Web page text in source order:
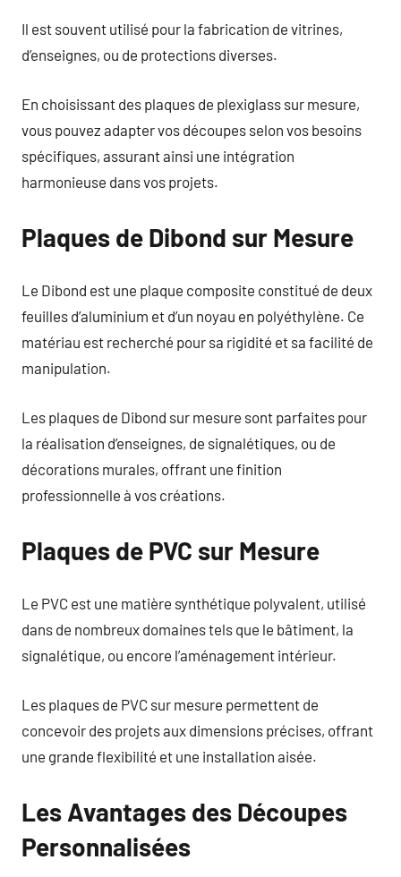
Il est souvent utilisé pour la fabrication de vitrines,
d’enseignes, ou de protections diverses.
En choisissant des plaques de plexiglass sur mesure,
vous pouvez adapter vos découpes selon vos besoins
spécifiques, assurant ainsi une intégration
harmonieuse dans vos projets.
Plaques de Dibond sur Mesure
Le Dibond est une plaque composite constitué de deux
feuilles d’aluminium et d’un noyau en polyéthylène. Ce
matériau est recherché pour sa rigidité et sa facilité de
manipulation.
Les plaques de Dibond sur mesure sont parfaites pour
la réalisation d’enseignes, de signalétiques, ou de
décorations murales, offrant une finition
professionnelle à vos créations.
Plaques de PVC sur Mesure
Le PVC est une matière synthétique polyvalent, utilisé
dans de nombreux domaines tels que le bâtiment, la
signalétique, ou encore l’aménagement intérieur.
Les plaques de PVC sur mesure permettent de
concevoir des projets aux dimensions précises, offrant
une grande flexibilité et une installation aisée.
Les Avantages des Découpes
Personnalisées